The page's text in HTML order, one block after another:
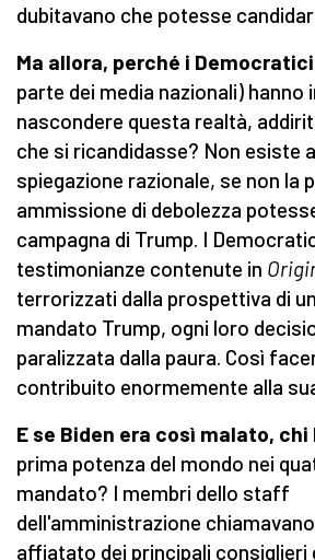
dubitavano che potesse
Ma allora, perché i Democratici
parte dei media nazionali) hanno
nascondere questa realtà,
che si ricandidasse? Non esiste
spiegazione razionale, se non la
ammissione di debolezza
campagna di Trump. I
testimonianze contenute in
terrorizzati dalla prospettiva di
mandato Trump, ogni loro
paralizzata dalla paura. Così
contribuito enormemente alla
E se Biden era così malato,
prima potenza del mondo nei
mandato? I membri dello staff
dell'amministrazione
affiatato dei principali consiglieri